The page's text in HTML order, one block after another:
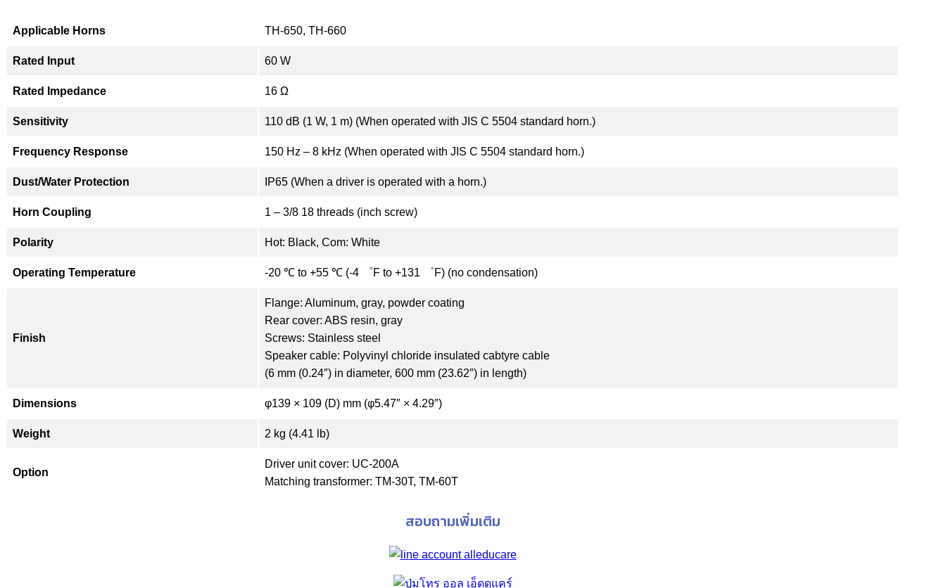
Applicable Horns TH-650, TH-660
Rated Input 60 W
Rated Impedance 16 Ω
Sensitivity 110 dB (1 W, 1 m) (When operated with JIS C 5504 standard horn.)
Frequency Response 150 Hz – 8 kHz (When operated with JIS C 5504 standard horn.)
Dust/Water Protection IP65 (When a driver is operated with a horn.)
Horn Coupling 1 – 3/8 18 threads (inch screw)
Polarity Hot: Black, Com: White
Operating Temperature -20 ℃ to +55 ℃ (-4 ゜F to +131 ゜F) (no condensation)
Finish
Flange: Aluminum, gray, powder coating
Rear cover: ABS resin, gray
Screws: Stainless steel
Speaker cable: Polyvinyl chloride insulated cabtyre cable
(6 mm (0.24″) in diameter, 600 mm (23.62″) in length)
Dimensions φ139 × 109 (D) mm (φ5.47″ × 4.29″)
Weight 2 kg (4.41 lb)
Option
Driver unit cover: UC-200A
Matching transformer: TM-30T, TM-60T
สอบถามเพิ่มเติม